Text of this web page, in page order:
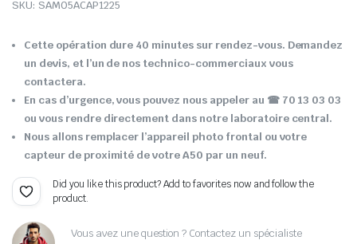
SKU: SAM05ACAP1225
Cette opération dure 40 minutes sur rendez-vous. Demandez
un devis, et l’un de nos technico-commerciaux vous
contactera.
En cas d’urgence, vous pouvez nous appeler au ☎ 70 13 03 03
ou vous rendre directement dans notre laboratoire central.
Nous allons remplacer l’appareil photo frontal ou votre
capteur de proximité de votre A50 par un neuf.
Did you like this product? Add to favorites now and follow the
product.
Vous avez une question ? Contactez un spécialiste